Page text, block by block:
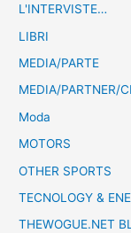
L'INTERVISTE…
LIBRI
MEDIA/PARTE
MEDIA/PARTNER/
Moda
MOTORS
OTHER SPORTS
TECNOLOGY &
THEWOGUE.NET